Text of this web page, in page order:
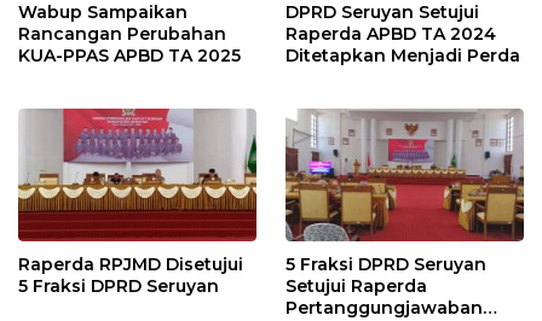
Wabup Sampaikan
Rancangan Perubahan
KUA-PPAS APBD TA 2025
DPRD Seruyan Setujui
Raperda APBD TA 2024
Ditetapkan Menjadi Perda
Raperda RPJMD Disetujui
5 Fraksi DPRD Seruyan
5 Fraksi DPRD Seruyan
Setujui Raperda
Pertanggungjawaban